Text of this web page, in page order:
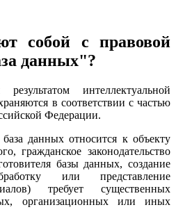
собой с правовой
данных"?
интеллектуальной
в соответствии с частью
Федерации.
данных относится к объекту
гражданское законодательство
базы данных, создание
или представление
требует существенных
организационных или иных